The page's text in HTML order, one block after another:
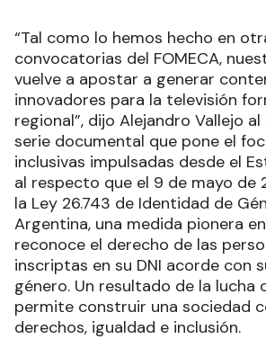
“Tal como lo hemos hecho en
convocatorias del FOMECA,
vuelve a apostar a generar
innovadores para la televisión
regional”, dijo Alejandro Vallejo
serie documental que pone el
inclusivas impulsadas desde el
al respecto que el 9 de mayo de
la Ley 26.743 de Identidad de
Argentina, una medida pionera
reconoce el derecho de las
inscriptas en su DNI acorde con
género. Un resultado de la lucha
permite construir una sociedad
derechos, igualdad e inclusión.